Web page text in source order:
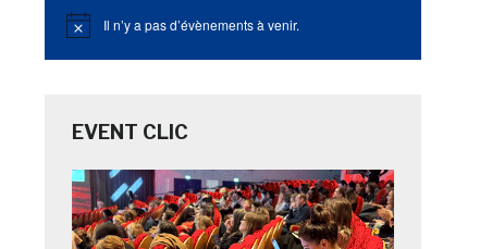
Notice Il n’y a pas d’évènements à venir.
EVENT CLIC